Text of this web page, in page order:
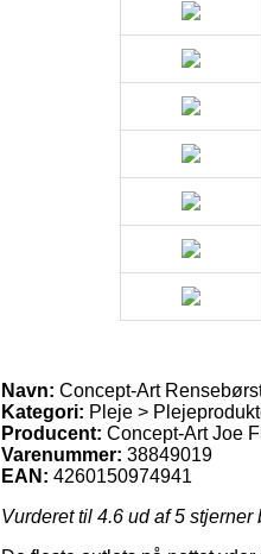
Navn: Concept-Art
Kategori: Pleje >
Producent: Concept-Art Joe
Varenummer: 38849019
EAN: 4260150974941
Vurderet til 4.6 ud af 5 stjerner